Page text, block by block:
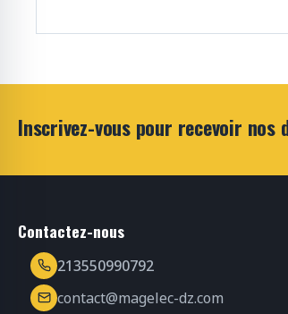
Inscrivez-vous pour recevoir
Contactez-nous
213550990792
contact@magelec-dz.com